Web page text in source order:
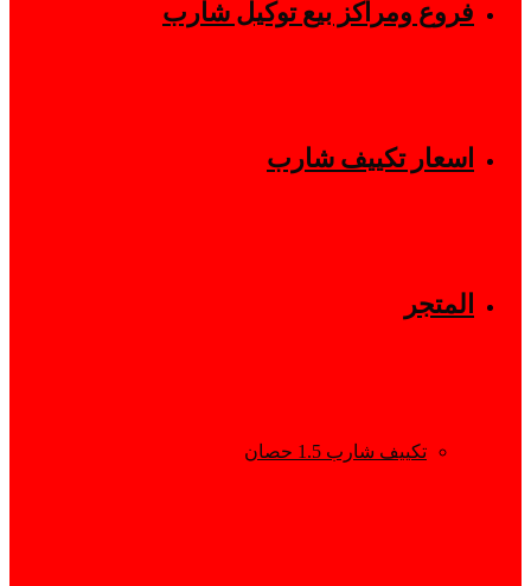
فروع ومراكز بيع توكيل شارب
اسعار تكييف شارب
المتجر
تكييف شارب 1.5 حصان